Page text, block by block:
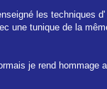
les techniques
une tunique de la
je rend hommage